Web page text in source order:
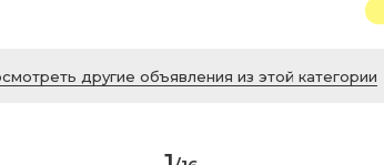
другие объявления из этой категории